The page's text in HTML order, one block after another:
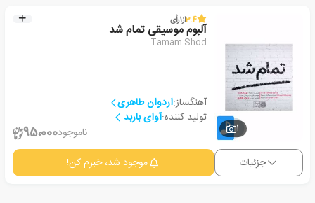
1
3.4از1رأی
آلبوم موسیقی تمام شد
Tamam Shod
آهنگساز:اردوان طاهری
تولید کننده:آوای باربد
ناموجود95،000
جزئیات موجود شد، خبرم کن!